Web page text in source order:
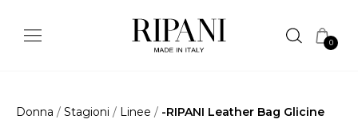
0
Donna / Stagioni / Linee / -RIPANI Leather Bag Glicine